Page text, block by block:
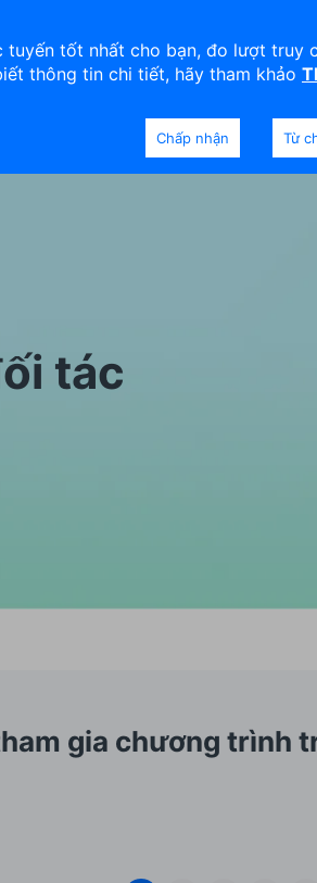
tác
gia chương trình
tốt nhất cho bạn, đo lượt
thông tin chi tiết, hãy tham khảo
Chấp nhận Từ